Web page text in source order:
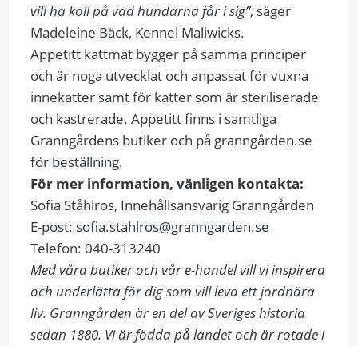
vill ha koll på vad hundarna får i sig”, säger
Madeleine Bäck, Kennel Maliwicks.
Appetitt kattmat bygger på samma principer
och är noga utvecklat och anpassat för vuxna
innekatter samt för katter som är steriliserade
och kastrerade. Appetitt finns i samtliga
Granngårdens butiker och på granngården.se
för beställning.
För mer information, vänligen kontakta:
Sofia Ståhlros, Innehållsansvarig Granngården
E-post: sofia.stahlros@granngarden.se
Telefon: 040-313240
Med våra butiker och vår e-handel vill vi inspirera
och underlätta för dig som vill leva ett jordnära
liv. Granngården är en del av Sveriges historia
sedan 1880. Vi är födda på landet och är rotade i